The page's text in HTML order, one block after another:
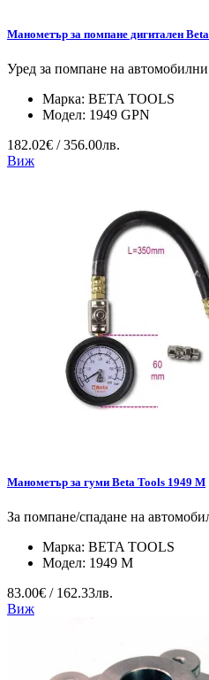
Манометър за помпане дигитален
Уред за помпане на
Марка: BETA TOOLS
Модел: 1949 GPN
182.02€ / 356.00лв.
Виж
Манометър за гуми Beta Tools 1949 M
За помпане/спадане на
Марка: BETA TOOLS
Модел: 1949 M
83.00€ / 162.33лв.
Виж